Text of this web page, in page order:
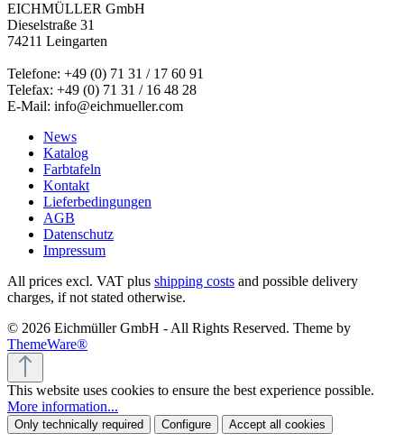
EICHMÜLLER GmbH
Dieselstraße 31
74211 Leingarten
Telefone: +49 (0) 71 31 / 17 60 91
Telefax: +49 (0) 71 31 / 16 48 28
E-Mail: info@eichmueller.com
News
Katalog
Farbtafeln
Kontakt
Lieferbedingungen
AGB
Datenschutz
Impressum
All prices excl. VAT plus shipping costs and possible delivery
charges, if not stated otherwise.
© 2026 Eichmüller GmbH - All Rights Reserved. Theme by
ThemeWare®
This website uses cookies to ensure the best experience possible.
More information...
Only technically required Configure Accept all cookies